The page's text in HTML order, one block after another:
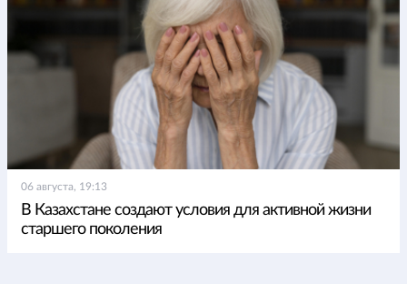
06 августа, 19:13
В Казахстане создают условия для активной жизни
старшего поколения